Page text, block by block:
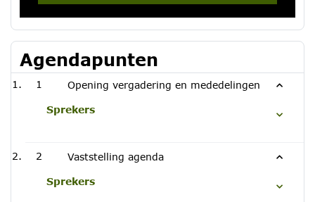
Agendapunten
1 Opening vergadering en mededelingen
Sprekers
2 Vaststelling agenda
Sprekers